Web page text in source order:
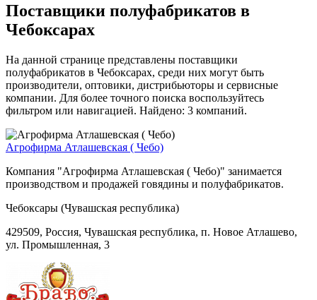
Поставщики полуфабрикатов в
Чебоксарах
На данной странице представлены поставщики
полуфабрикатов в Чебоксарах, среди них могут быть
производители, оптовики, дистрибьюторы и сервисные
компании. Для более точного поиска воспользуйтесь
фильтром или навигацией. Найдено: 3 компаний.
Агрофирма Атлашевская ( Чебо)
Компания "Агрофирма Атлашевская ( Чебо)" занимается
производством и продажей говядины и полуфабрикатов.
Чебоксары (Чувашская республика)
429509, Россия, Чувашская республика, п. Новое Атлашево,
ул. Промышленная, 3